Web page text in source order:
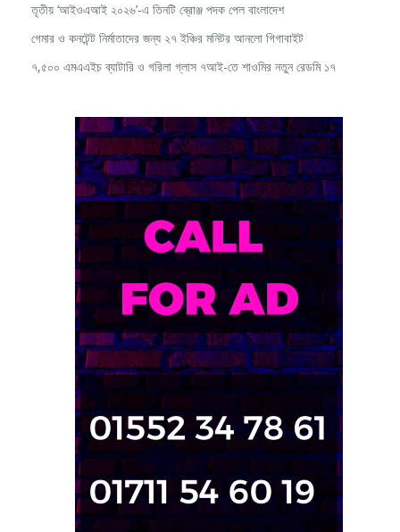
তৃতীয় ‘আইওএআই ২০২৬’-এ তিনটি ব্রোঞ্জ পদক পেল বাংলাদেশ
গেমার ও কনটেন্ট নির্মাতাদের জন্য ২৭ ইঞ্চির মনিটর আনলো গিগাবাইট
৭,৫০০ এমএএইচ ব্যাটারি ও গরিলা গ্লাস ৭আই-তে শাওমির নতুন রেডমি ১৭